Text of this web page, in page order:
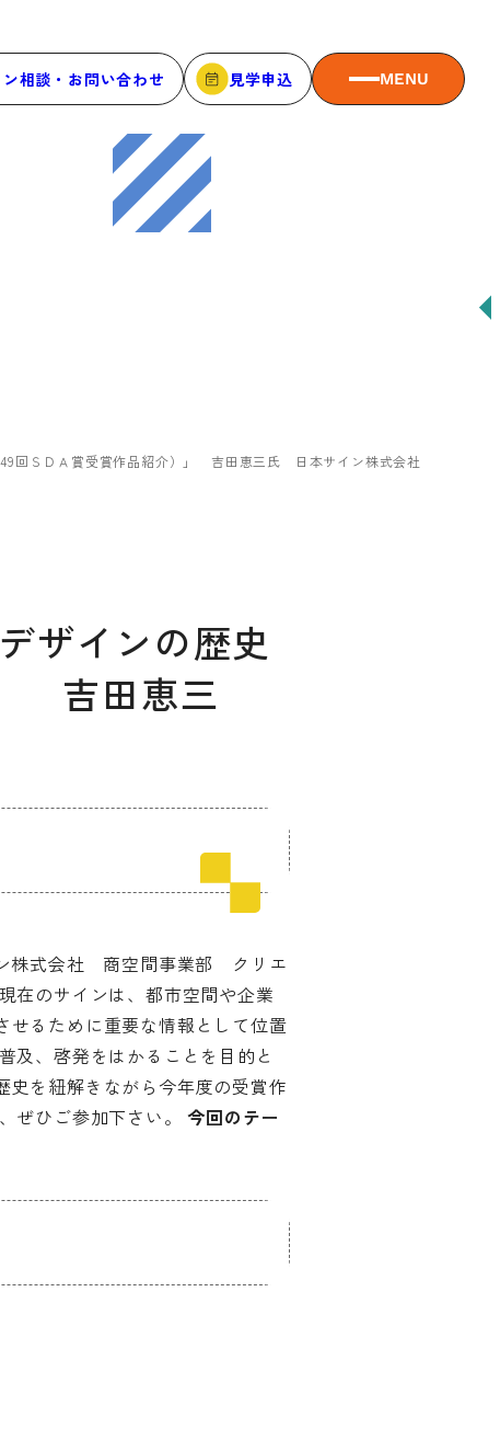
相談・お問い合わせ 見学申込 MENU
MEMBER
メンバーシップ
ングのご相談
サービス
ログイン
回ＳＤＡ賞受賞作品紹介）」 吉田恵三氏 日本サイン株式会社
ザインの歴史
吉田恵三
ン株式会社 商空間事業部 クリエ
在のサインは、都市空間や企業
せるために重要な情報として位置
及、啓発をはかることを目的と
史を紐解きながら今年度の受賞作
ぜひご参加下さい。今回のテー